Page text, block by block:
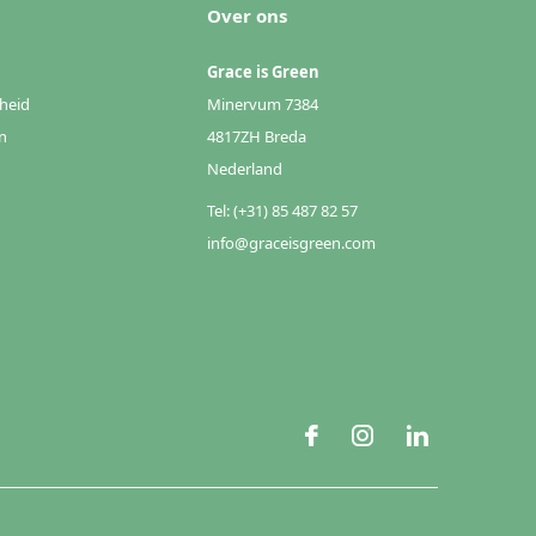
Over ons
Grace is Green
Minervum 7384
4817ZH Breda
Nederland
Tel: (+31) 85 487 82 57
info@graceisgreen.com